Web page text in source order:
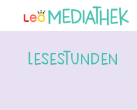
Lesestunden